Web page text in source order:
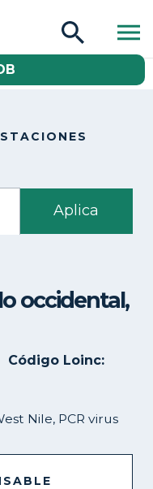
occidental,
Código Loinc:
Nile, PCR virus